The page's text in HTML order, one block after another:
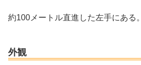
約100メートル直進した左手にある。
外観